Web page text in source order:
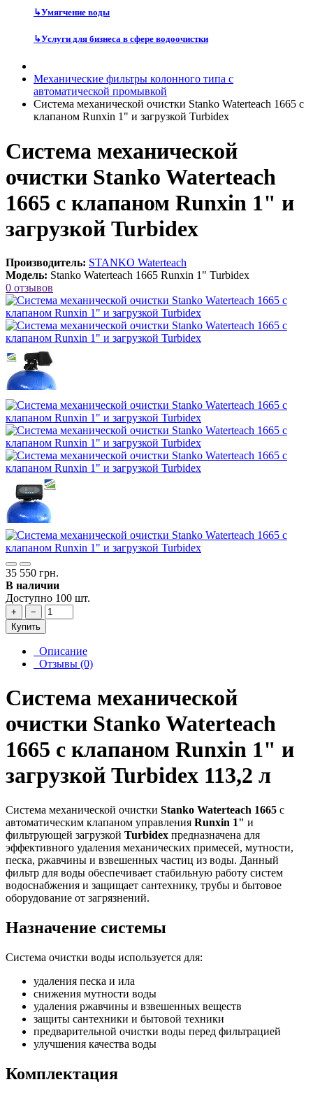
↳Умягчение воды
↳Услуги для бизнеса в сфере водоочистки
Механические фильтры колонного типа с
автоматической промывкой
Система механической очистки Stanko Waterteach 1665 с
клапаном Runxin 1" и загрузкой Turbidex
Система механической
очистки Stanko Waterteach
1665 с клапаном Runxin 1" и
загрузкой Turbidex
Производитель: STANKO Waterteach
Модель: Stanko Waterteach 1665 Runxin 1" Turbidex
0 отзывов
35 550 грн.
В наличии
Доступно 100 шт.
+
−
Купить
Описание
Отзывы (0)
Система механической
очистки Stanko Waterteach
1665 с клапаном Runxin 1" и
загрузкой Turbidex 113,2 л
Система механической очистки Stanko Waterteach 1665 с
автоматическим клапаном управления Runxin 1" и
фильтрующей загрузкой Turbidex предназначена для
эффективного удаления механических примесей, мутности,
песка, ржавчины и взвешенных частиц из воды. Данный
фильтр для воды обеспечивает стабильную работу систем
водоснабжения и защищает сантехнику, трубы и бытовое
оборудование от загрязнений.
Назначение системы
Система очистки воды используется для:
удаления песка и ила
снижения мутности воды
удаления ржавчины и взвешенных веществ
защиты сантехники и бытовой техники
предварительной очистки воды перед фильтрацией
улучшения качества воды
Комплектация